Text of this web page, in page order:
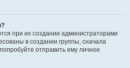
при их создании администраторами
в создании группы, сначала
отправить ему личное